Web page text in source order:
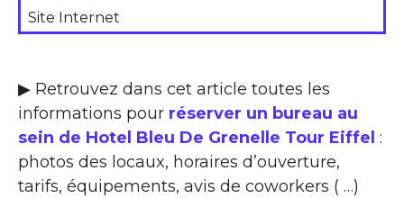
Site Internet
▶ Retrouvez dans cet article toutes les
informations pour réserver un bureau au
sein de Hotel Bleu De Grenelle Tour Eiffel :
photos des locaux, horaires d’ouverture,
tarifs, équipements, avis de coworkers ( …)